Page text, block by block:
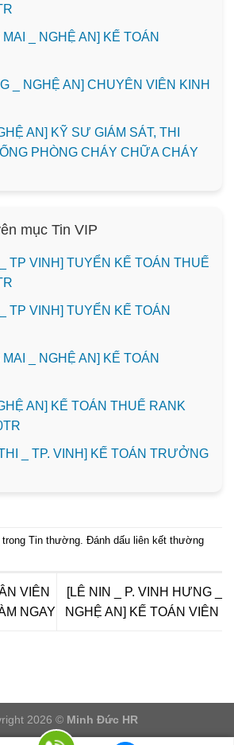
_ NGHỆ AN] KẾ TOÁN
_ NGHỆ AN] CHUYÊN VIÊN KINH
AN] KỸ SƯ GIÁM SÁT, THI
PHÒNG CHÁY CHỮA CHÁY
mục Tin VIP
TP VINH] TUYỂN KẾ TOÁN THUẾ
TP VINH] TUYỂN KẾ TOÁN
_ NGHỆ AN] KẾ TOÁN
AN] KẾ TOÁN THUẾ RANK
_ TP. VINH] KẾ TOÁN TRƯỞNG
Tin thường . Đánh dấu liên kết thường
VIÊN
NGAY
[LÊ NIN _ P. VINH HƯNG _
NGHỆ AN] KẾ TOÁN VIÊN
2026 © Minh Đức HR